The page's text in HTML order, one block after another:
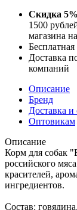
Скидка 5%
1500
магазина
Бесплатная
Доставка
компаний
Описание
Бренд
Доставка и
Оптовикам
Описание
Корм для собак
российского
красителей,
ингредиентов.
Состав: